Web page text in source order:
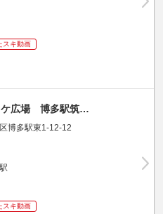
スキ動画
ケ広場 博多駅筑…
博多駅東1-12-12
スキ動画